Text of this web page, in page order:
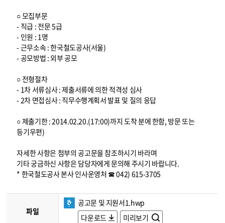
○ 모집부문
- 직급 : 전문 5급
- 인원 : 1명
- 근무소속 : 한국철도공사(서울)
- 공모방법 : 외부 공모
○ 전형절차
- 1차 서류심사 : 제출서류에 의한 적격성 심사
- 2차 면접심사 : 직무수행계획서 발표 및 질의 응답
○ 제출기한 : 2014.02.20.(17:00)까지 도착 분에 한함, 방문 또는
등기우편)
자세한 사항은 첨부의 공고문을 참조하시기 바라며
기타 궁금하신 사항은 담당자에게 문의해 주시기 바랍니다.
* 한국철도공사 본사 인사운영처 ☎ 042) 615-3705
파일
공고문 및 지원서1.hwp
다운로드
미리보기